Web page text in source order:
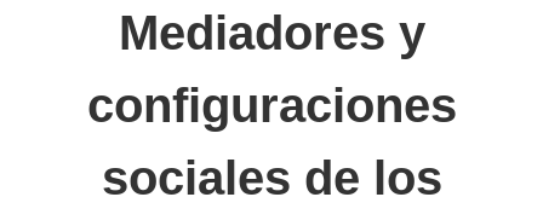
Mediadores y
configuraciones
sociales de los